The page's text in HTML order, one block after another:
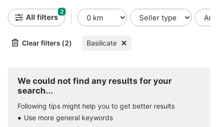
All filters
2
Clear filters (2) Basilicate
We could not find any results for your
search...
Following tips might help you to get better results
Use more general keywords